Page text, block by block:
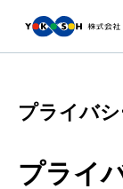
プライバ
プライ